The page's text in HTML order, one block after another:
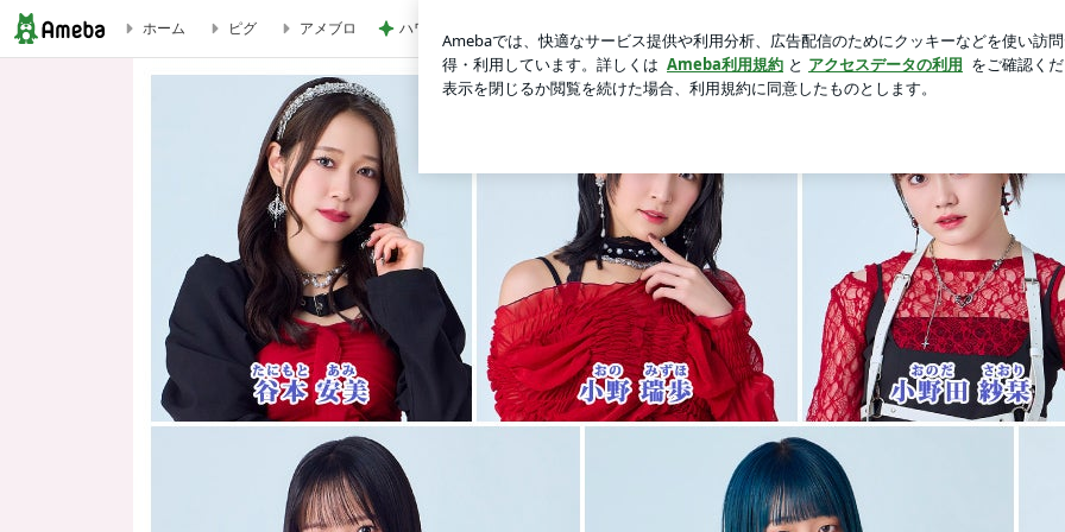
うれし☺︎岸本ゆめの | つばきファクトリー オフィシャルブログ Powered by Ameba
ホーム ピグ アメブロ ハワイでハマったグミは中国のお菓子 新規登録